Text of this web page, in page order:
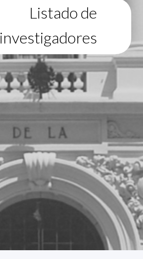
Listado de
investigadores